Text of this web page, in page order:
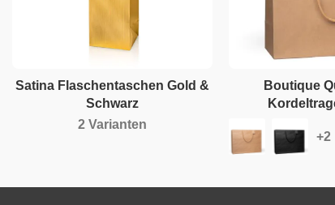
Satina Flaschentaschen Gold &
Schwarz
2 Varianten
Boutique